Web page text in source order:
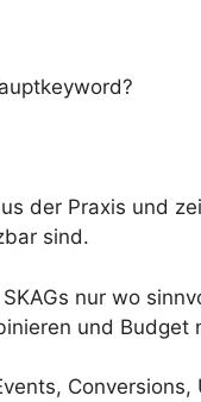
der Praxis und
sind.
nur wo
und Budget
Conversions,